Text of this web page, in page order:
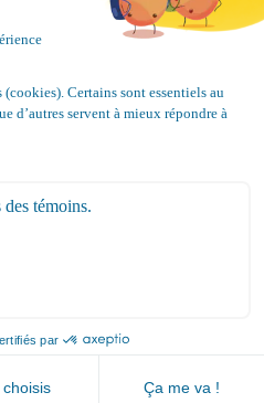
Politique de
Rights Reserved 2025.